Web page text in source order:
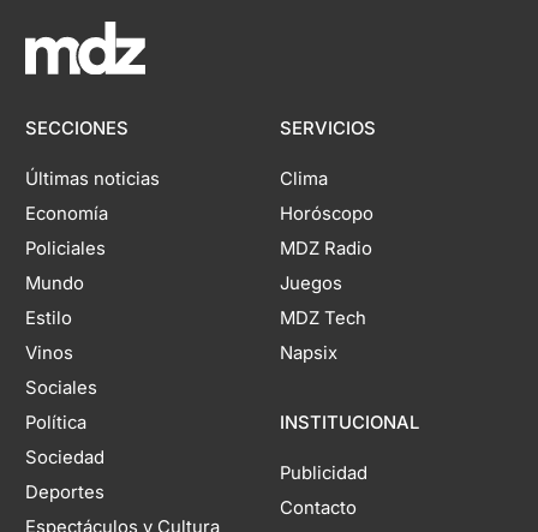
SECCIONES
Últimas noticias
Economía
Policiales
Mundo
Estilo
Vinos
Sociales
Política
Sociedad
Deportes
Espectáculos y Cultura
SERVICIOS
Clima
Horóscopo
MDZ Radio
Juegos
MDZ Tech
Napsix
INSTITUCIONAL
Publicidad
Contacto